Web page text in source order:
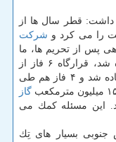
داشت: قطر سال ها از
را می كرد و شركت
پس از تحریم ها، ما
را رها می كردند؛ با اعتمادی كه به قرارگاه شد، قرارگاه ۶ فاز از
پارس جنوبی را بر عهده گرفت كه ۲ فاز آماده شد و ۴ فاز هم طی
گاز
این مسئله كمك می
جنوبی بسیار های تِك